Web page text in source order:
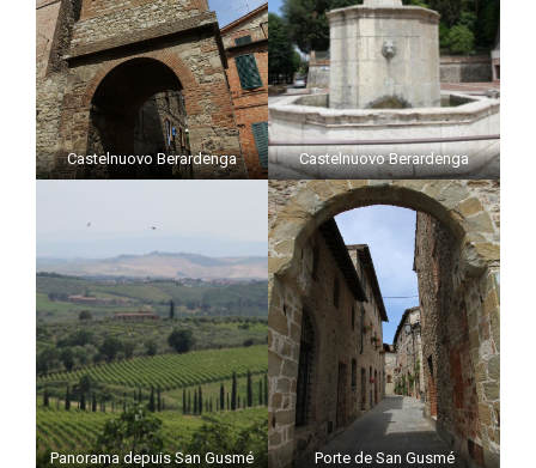
Castelnuovo Berardenga Castelnuovo Berardenga
Panorama depuis San Gusmé Porte de San Gusmé